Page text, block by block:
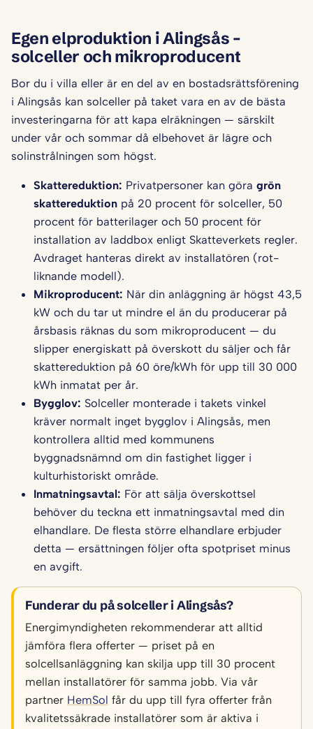
Egen elproduktion i Alingsås –
solceller och mikroproducent
Bor du i villa eller är en del av en bostadsrättsförening
i Alingsås kan solceller på taket vara en av de bästa
investeringarna för att kapa elräkningen — särskilt
under vår och sommar då elbehovet är lägre och
solinstrålningen som högst.
Skattereduktion: Privatpersoner kan göra grön
skattereduktion på 20 procent för solceller, 50
procent för batterilager och 50 procent för
installation av laddbox enligt Skatteverkets regler.
Avdraget hanteras direkt av installatören (rot-
liknande modell).
Mikroproducent: När din anläggning är högst 43,5
kW och du tar ut mindre el än du producerar på
årsbasis räknas du som mikroproducent — du
slipper energiskatt på överskott du säljer och får
skattereduktion på 60 öre/kWh för upp till 30 000
kWh inmatat per år.
Bygglov: Solceller monterade i takets vinkel
kräver normalt inget bygglov i Alingsås, men
kontrollera alltid med kommunens
byggnadsnämnd om din fastighet ligger i
kulturhistoriskt område.
Inmatningsavtal: För att sälja överskottsel
behöver du teckna ett inmatningsavtal med din
elhandlare. De flesta större elhandlare erbjuder
detta — ersättningen följer ofta spotpriset minus
en avgift.
Funderar du på solceller i Alingsås?
Energimyndigheten rekommenderar att alltid
jämföra flera offerter — priset på en
solcellsanläggning kan skilja upp till 30 procent
mellan installatörer för samma jobb. Via vår
partner HemSol får du upp till fyra offerter från
kvalitetssäkrade installatörer som är aktiva i